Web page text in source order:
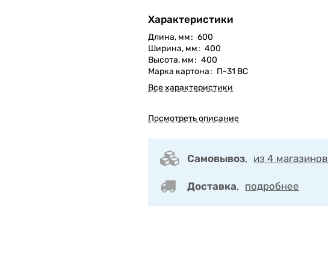
Характеристики
Длина, мм: 600
Ширина, мм: 400
Высота, мм: 400
Марка картона: П-31 ВС
Все характеристики
Посмотреть описание
Самовывоз, из 4 магазинов
Доставка, подробнее